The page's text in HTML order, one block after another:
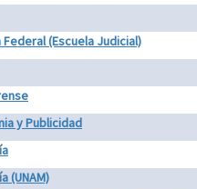
(Escuela Judicial)
y Publicidad
(UNAM)